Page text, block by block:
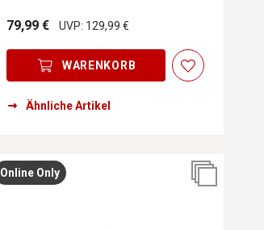
79,99 € UVP: 129,99 €
WARENKORB
Ähnliche Artikel
Online Only